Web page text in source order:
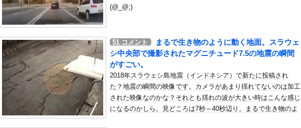
【今はやってない】審判への性接待疑惑…大韓サッカー協会が声明「現在は一切発生していな...
山崎怜奈のファンクラブ、新たに入会すると会員番号3700台後半になる模様wwwww
大谷の元通訳・水原受刑者、24年の韓国遠征に「なんでドジャースが韓国に？」「日本なら...
【では世界の一流は？】仕事終わりにホットミルクを飲むのは三流。瞑想するのは二流
アメリカの共和党内でブリトー内戦が勃発ｗｗｗｗｗｗｗ
【画像】おまえらくんの机がこの女の子の椅子にされてたらｗｗｗ
【画像】この女優さん、可愛すぎる
【朗報】齋藤飛鳥、前屈みで完全に見えてる動画が拡散されてしまう…
(@_@;)
51 コメント
まるで生き物のように動く地面。スラウェ
シ中央部で撮影されたマグニチュード7.5の地震の瞬間
がすごい。
2018年スラウェシ島地震（インドネシア）で新たに投稿され
た？地震の瞬間の映像です。カメラがあまり揺れてないのは加工
された映像なのかな？それとも揺れの波が大きい時はこんな感じ
になるのかしら。見どころは7秒～40秒辺り。まるで生き物のよ